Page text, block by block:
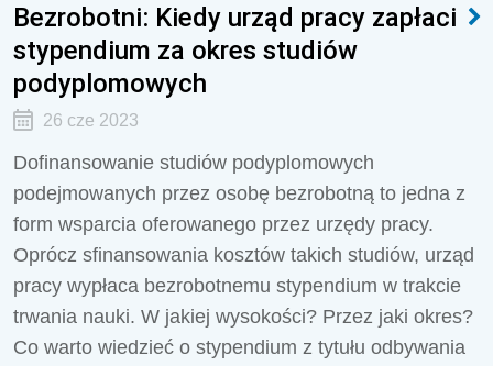
Bezrobotni: Kiedy urząd pracy zapłaci
stypendium za okres studiów
podyplomowych
26 cze 2023
Dofinansowanie studiów podyplomowych
podejmowanych przez osobę bezrobotną to jedna z
form wsparcia oferowanego przez urzędy pracy.
Oprócz sfinansowania kosztów takich studiów, urząd
pracy wypłaca bezrobotnemu stypendium w trakcie
trwania nauki. W jakiej wysokości? Przez jaki okres?
Co warto wiedzieć o stypendium z tytułu odbywania